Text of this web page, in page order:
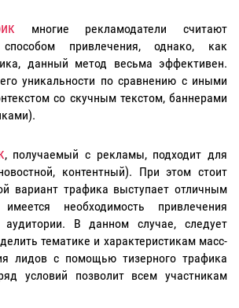
многие рекламодатели считают
способом привлечения, однако, как
данный метод весьма эффективен.
уникальности по сравнению с иными
со скучным текстом, баннерами
, получаемый с рекламы, подходит для
контентный). При этом стоит
вариант трафика выступает отличным
необходимость привлечения
аудитории. В данном случае, следует
тематике и характеристикам масс-
лидов с помощью тизерного трафика
условий позволит всем участникам